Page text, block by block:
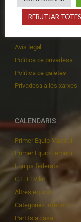
Història
Organització
Avís legal
Política de privadesa
Política de galetes
Privadesa a les xarxes
CALENDARIS
Primer Equip Masculí
Primer Equip Femení
Equips federats
C.E. El Vilar
Altres equips
Categories inferiors
Partits a casa
REBUTJAR TOTES